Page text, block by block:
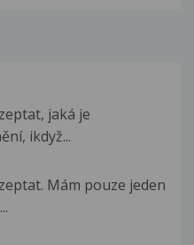
jaká je
ikdyž...
Mám pouze jeden